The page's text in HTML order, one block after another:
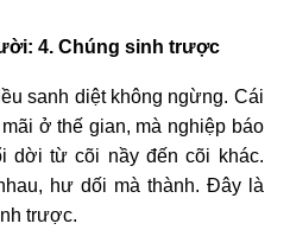
4.Chúng sinh trược
sanh diệt không ngừng. Cái
ở thế gian, mà nghiệp báo
dời từ cõi nầy đến cõi khác.
hư dối mà thành. Đây là
trược.